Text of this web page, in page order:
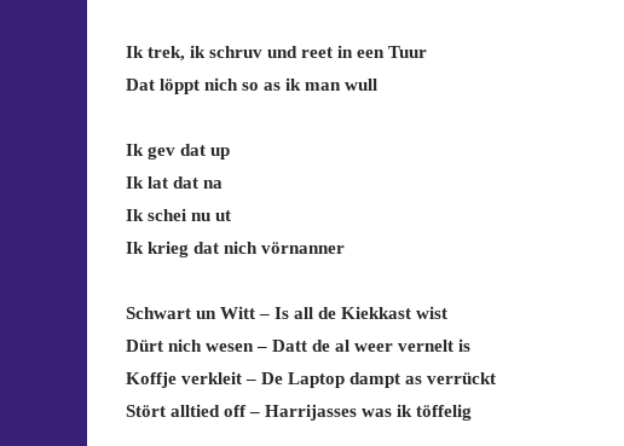
Ik trek, ik schruv und reet in een Tuur
Dat löppt nich so as ik man wull
Ik gev dat up
Ik lat dat na
Ik schei nu ut
Ik krieg dat nich vörnanner
Schwart un Witt – Is all de Kiekkast wist
Dürt nich wesen – Datt de al weer vernelt is
Koffje verkleit – De Laptop dampt as verrückt
Stört alltied off – Harrijasses was ik töffelig